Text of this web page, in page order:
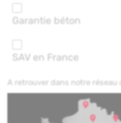
Garantie béton
SAV en France
A retrouver dans notre réseau